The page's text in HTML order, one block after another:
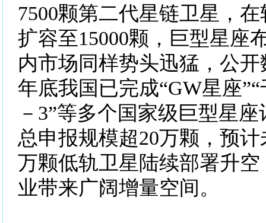
7500颗第二代星链卫星，
扩容至15000颗，巨型星座
内市场同样势头迅猛，公开
年底我国已完成“GW星座
－3”等多个国家级巨型星
总申报规模超20万颗，预
万颗低轨卫星陆续部署升
业带来广阔增量空间。